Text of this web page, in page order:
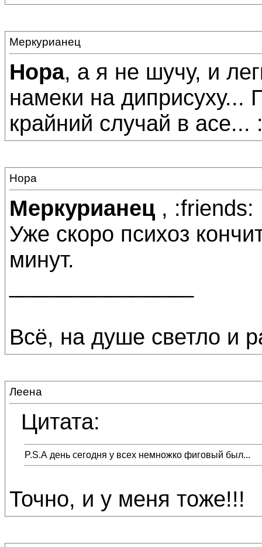
Меркурианец
Нора, а я не шучу, и
намеки на
крайний случай в асе...
Нора
Меркурианец , :friends:
Уже скоро психоз
минут.
Всё, на душе светло и
Леена
Цитата:
P.S.А день сегодня у всех немножко фиговый был...
Точно, и у меня тоже!!!